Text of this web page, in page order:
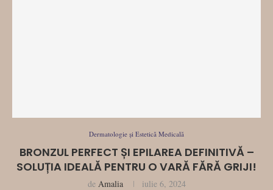
Dermatologie și Estetică Medicală
BRONZUL PERFECT ȘI EPILAREA DEFINITIVĂ –
SOLUȚIA IDEALĂ PENTRU O VARĂ FĂRĂ GRIJI!
de Amalia iulie 6, 2024